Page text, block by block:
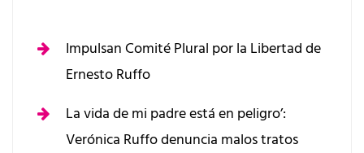
Impulsan Comité Plural por la Libertad de
Ernesto Ruffo
La vida de mi padre está en peligro’:
Verónica Ruffo denuncia malos tratos